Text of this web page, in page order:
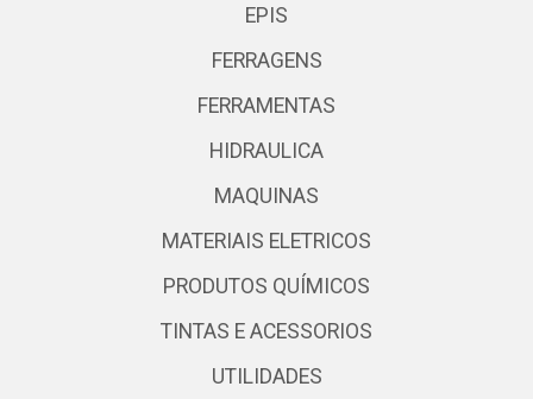
EPIS
FERRAGENS
FERRAMENTAS
HIDRAULICA
MAQUINAS
MATERIAIS ELETRICOS
PRODUTOS QUÍMICOS
TINTAS E ACESSORIOS
UTILIDADES